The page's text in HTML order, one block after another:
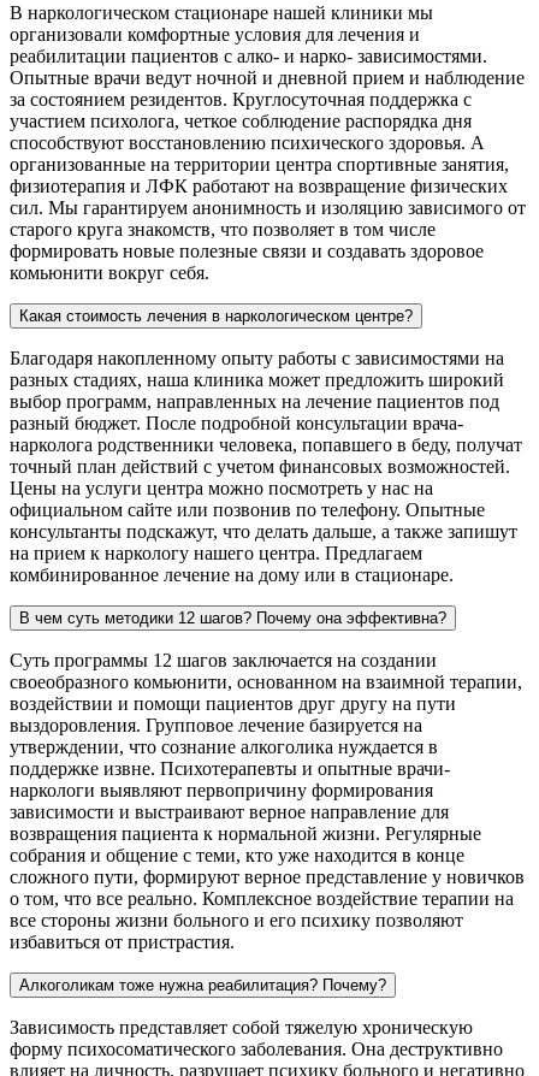
В наркологическом стационаре нашей клиники мы
организовали комфортные условия для лечения и
реабилитации пациентов с алко- и нарко- зависимостями.
Опытные врачи ведут ночной и дневной прием и наблюдение
за состоянием резидентов. Круглосуточная поддержка с
участием психолога, четкое соблюдение распорядка дня
способствуют восстановлению психического здоровья. А
организованные на территории центра спортивные занятия,
физиотерапия и ЛФК работают на возвращение физических
сил. Мы гарантируем анонимность и изоляцию зависимого от
старого круга знакомств, что позволяет в том числе
формировать новые полезные связи и создавать здоровое
комьюнити вокруг себя.
Какая стоимость лечения в наркологическом центре?
Благодаря накопленному опыту работы с зависимостями на
разных стадиях, наша клиника может предложить широкий
выбор программ, направленных на лечение пациентов под
разный бюджет. После подробной консультации врача-
нарколога родственники человека, попавшего в беду, получат
точный план действий с учетом финансовых возможностей.
Цены на услуги центра можно посмотреть у нас на
официальном сайте или позвонив по телефону. Опытные
консультанты подскажут, что делать дальше, а также запишут
на прием к наркологу нашего центра. Предлагаем
комбинированное лечение на дому или в стационаре.
В чем суть методики 12 шагов? Почему она эффективна?
Суть программы 12 шагов заключается на создании
своеобразного комьюнити, основанном на взаимной терапии,
воздействии и помощи пациентов друг другу на пути
выздоровления. Групповое лечение базируется на
утверждении, что сознание алкоголика нуждается в
поддержке извне. Психотерапевты и опытные врачи-
наркологи выявляют первопричину формирования
зависимости и выстраивают верное направление для
возвращения пациента к нормальной жизни. Регулярные
собрания и общение с теми, кто уже находится в конце
сложного пути, формируют верное представление у новичков
о том, что все реально. Комплексное воздействие терапии на
все стороны жизни больного и его психику позволяют
избавиться от пристрастия.
Алкоголикам тоже нужна реабилитация? Почему?
Зависимость представляет собой тяжелую хроническую
форму психосоматического заболевания. Она деструктивно
влияет на личность, разрушает психику больного и негативно